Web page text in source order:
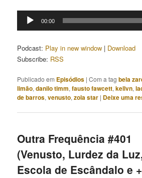
Tocador
00:00
Podcast: Play in new window | Download
Subscribe: RSS
Publicado em Episódios |Com a tagbela
limão,danilo timm,fausto fawcett,kellvn,
de barros,venusto,zola star | Deixe uma
Outra Frequência #401
(Venusto, Lurdez da
Escola de Escândalo e